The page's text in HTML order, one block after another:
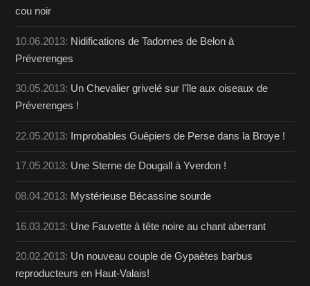
cou noir
10.06.2013: Nidifications de Tadornes de Belon à
Préverenges
30.05.2013: Un Chevalier grivelé sur l'île aux oiseaux de
Préverenges !
22.05.2013: Improbables Guêpiers de Perse dans la Broye !
17.05.2013: Une Sterne de Dougall à Yverdon !
08.04.2013: Mystérieuse Bécassine sourde
16.03.2013: Une Fauvette à tête noire au chant aberrant
20.02.2013: Un nouveau couple de Gypaètes barbus
reproducteurs en Haut-Valais!